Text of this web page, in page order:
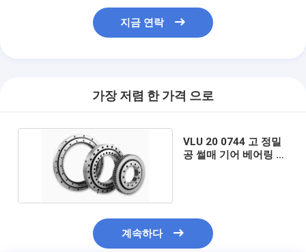
지금 연락
가장 저렴 한 가격 으로
VLU 20 0744 고 정밀
공 썰매 기어 베어링 링
계속하다